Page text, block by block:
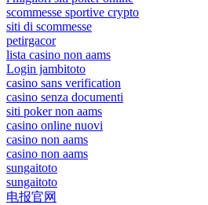
scommesse sportive crypto
siti di scommesse
petirgacor
lista casino non aams
Login jambitoto
casino sans verification
casino senza documenti
siti poker non aams
casino online nuovi
casino non aams
casino non aams
sungaitoto
sungaitoto
电报官网